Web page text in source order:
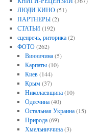
ЛЮДИ КИНО(51)
ПАРТНЕРЫ(2)
СТАТЬИ(192)
сценречь, риторика(2)
ФОТО(262)
Винничина(5)
Карпаты(10)
Киев(144)
Крым(37)
Николаевщина(10)
Одесчина(40)
Остальная Украина(15)
Природа(69)
Хмельниччина(3)